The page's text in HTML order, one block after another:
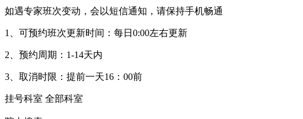
如遇专家班次变动，会以短信通知，请保持手机畅通
1、可预约班次更新时间：每日0:00左右更新
2、预约周期：1-14天内
3、取消时限：提前一天16：00前
挂号科室 全部科室